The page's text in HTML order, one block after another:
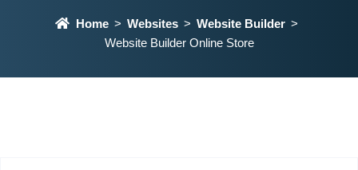
Home Websites
Website Builder
Website Builder Online Store